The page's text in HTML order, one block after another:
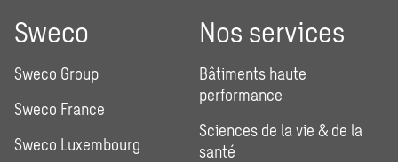
Sweco
Sweco Group
Sweco France
Sweco Luxembourg
Nos services
Bâtiments haute
performance
Sciences de la vie & de la
santé